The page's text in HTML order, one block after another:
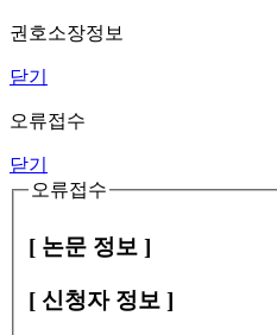
권호소장정보
닫기
오류접수
닫기
오류접수
[ 논문 정보 ]
[ 신청자 정보 ]